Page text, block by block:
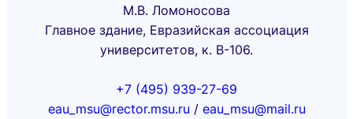
М.В. Ломоносова
Главное здание, Евразийская ассоциация
университетов, к. В-106.
+7 (495) 939-27-69
eau_msu@rector.msu.ru / eau_msu@mail.ru